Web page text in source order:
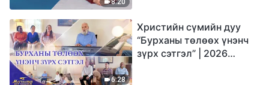
6:28
Христийн сүмийн дуу
“Бурханы төлөөх үнэнч
зүрх сэтгэл” | 2026